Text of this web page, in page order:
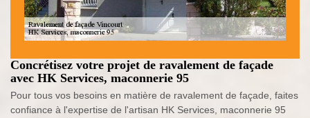
Concrétisez votre projet de ravalement de façade
avec HK Services, maconnerie 95
Pour tous vos besoins en matière de ravalement de façade, faites
confiance à l'expertise de l'artisan HK Services, maconnerie 95